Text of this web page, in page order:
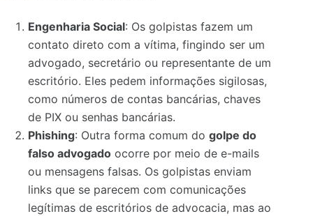
Engenharia Social: Os golpistas fazem um
contato direto com a vítima, fingindo ser um
advogado, secretário ou representante de um
escritório. Eles pedem informações sigilosas,
como números de contas bancárias, chaves
de PIX ou senhas bancárias.
Phishing: Outra forma comum do golpe do
falso advogado ocorre por meio de e-mails
ou mensagens falsas. Os golpistas enviam
links que se parecem com comunicações
legítimas de escritórios de advocacia, mas ao